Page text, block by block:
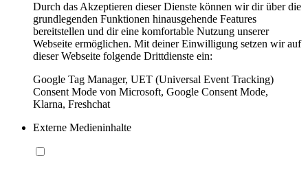
Durch das Akzeptieren dieser Dienste können wir dir über die
grundlegenden Funktionen hinausgehende Features
bereitstellen und dir eine komfortable Nutzung unserer
Webseite ermöglichen. Mit deiner Einwilligung setzen wir auf
dieser Webseite folgende Drittdienste ein:
Google Tag Manager, UET (Universal Event Tracking)
Consent Mode von Microsoft, Google Consent Mode,
Klarna, Freshchat
Externe Medieninhalte